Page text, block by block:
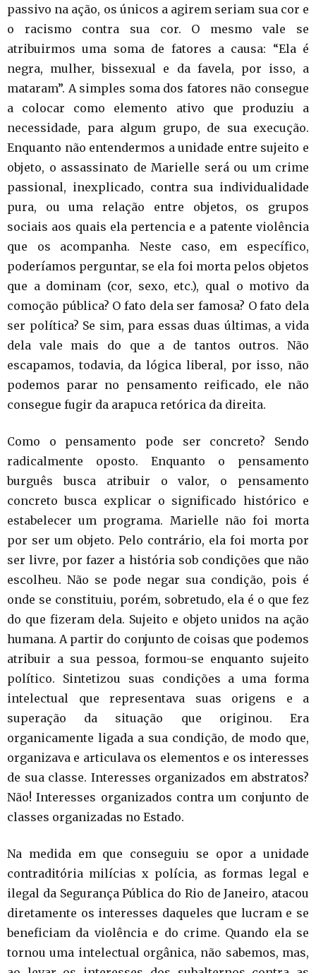
passivo na ação, os únicos a agirem seriam sua cor e
o racismo contra sua cor. O mesmo vale se
atribuirmos uma soma de fatores a causa: “Ela é
negra, mulher, bissexual e da favela, por isso, a
mataram”. A simples soma dos fatores não consegue
a colocar como elemento ativo que produziu a
necessidade, para algum grupo, de sua execução.
Enquanto não entendermos a unidade entre sujeito e
objeto, o assassinato de Marielle será ou um crime
passional, inexplicado, contra sua individualidade
pura, ou uma relação entre objetos, os grupos
sociais aos quais ela pertencia e a patente violência
que os acompanha. Neste caso, em específico,
poderíamos perguntar, se ela foi morta pelos objetos
que a dominam (cor, sexo, etc.), qual o motivo da
comoção pública? O fato dela ser famosa? O fato dela
ser política? Se sim, para essas duas últimas, a vida
dela vale mais do que a de tantos outros. Não
escapamos, todavia, da lógica liberal, por isso, não
podemos parar no pensamento reificado, ele não
consegue fugir da arapuca retórica da direita.
Como o pensamento pode ser concreto? Sendo
radicalmente oposto. Enquanto o pensamento
burguês busca atribuir o valor, o pensamento
concreto busca explicar o significado histórico e
estabelecer um programa. Marielle não foi morta
por ser um objeto. Pelo contrário, ela foi morta por
ser livre, por fazer a história sob condições que não
escolheu. Não se pode negar sua condição, pois é
onde se constituiu, porém, sobretudo, ela é o que fez
do que fizeram dela. Sujeito e objeto unidos na ação
humana. A partir do conjunto de coisas que podemos
atribuir a sua pessoa, formou-se enquanto sujeito
político. Sintetizou suas condições a uma forma
intelectual que representava suas origens e a
superação da situação que originou. Era
organicamente ligada a sua condição, de modo que,
organizava e articulava os elementos e os interesses
de sua classe. Interesses organizados em abstratos?
Não! Interesses organizados contra um conjunto de
classes organizadas no Estado.
Na medida em que conseguiu se opor a unidade
contraditória milícias x polícia, as formas legal e
ilegal da Segurança Pública do Rio de Janeiro, atacou
diretamente os interesses daqueles que lucram e se
beneficiam da violência e do crime. Quando ela se
tornou uma intelectual orgânica, não sabemos, mas,